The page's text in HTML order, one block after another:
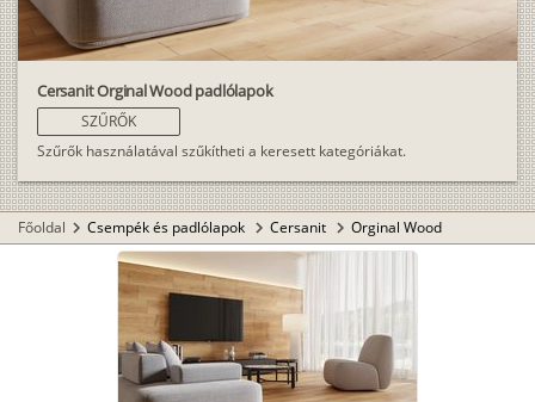
Cersanit Orginal Wood padlólapok
SZŰRŐK
Szűrők használatával szűkítheti a keresett kategóriákat.
Főoldal chevron_right Csempék és padlólapok chevron_right Cersanit chevron_right Orginal Wood